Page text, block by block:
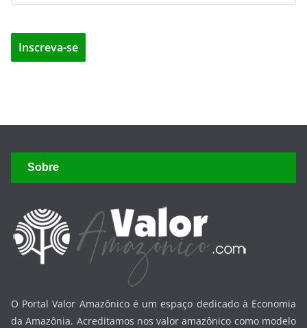
Sobre
O Portal Valor Amazônico é um espaço dedicado à Economia
da Amazônia. Acreditamos nos valor amazônico como modelo